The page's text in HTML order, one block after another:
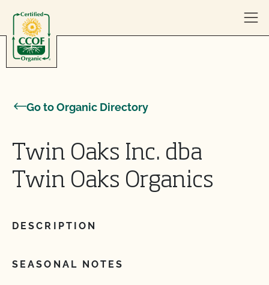
Go to Organic Directory
Twin Oaks Inc. dba
Twin Oaks Organics
DESCRIPTION
SEASONAL NOTES